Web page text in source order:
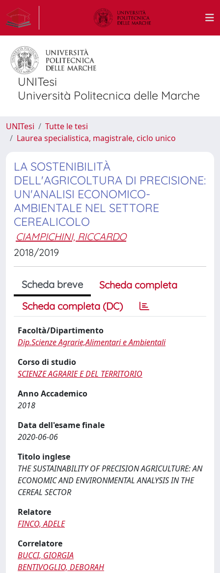
UNITesi
Università Politecnica delle Marche
UNITesi
Tutte le tesi
Laurea specialistica, magistrale, ciclo unico
LA SOSTENIBILITÀ
DELL'AGRICOLTURA DI PRECISIONE:
UN'ANALISI ECONOMICO-
AMBIENTALE NEL SETTORE
CEREALICOLO
CIAMPICHINI, RICCARDO
2018/2019
Scheda breve
Scheda completa
Scheda completa (DC)
Facoltà/Dipartimento
Dip.Scienze Agrarie,Alimentari e Ambientali
Corso di studio
SCIENZE AGRARIE E DEL TERRITORIO
Anno Accademico
2018
Data dell'esame finale
2020-06-06
Titolo inglese
THE SUSTAINABILITY OF PRECISION AGRICULTURE: AN
ECONOMIC AND ENVIRONMENTAL ANALYSIS IN THE
CEREAL SECTOR
Relatore
FINCO, ADELE
Correlatore
BUCCI, GIORGIA
BENTIVOGLIO, DEBORAH